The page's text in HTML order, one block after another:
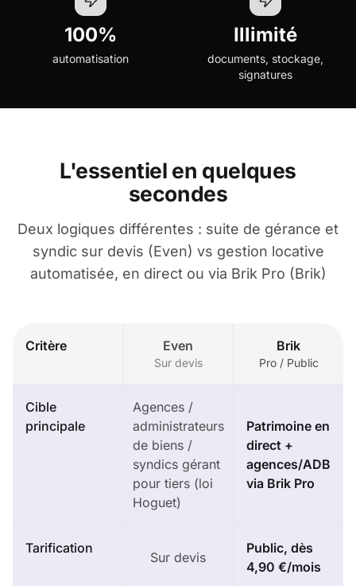
100%
automatisation
Illimité
documents, stockage,
signatures
L'essentiel en quelques
secondes
Deux logiques différentes : suite de gérance et
syndic sur devis (Even) vs gestion locative
automatisée, en direct ou via Brik Pro (Brik)
Critère Even
Sur devis
Brik
Pro / Public
Cible
principale
Agences /
administrateurs
de biens /
syndics gérant
pour tiers (loi
Hoguet)
Patrimoine en
direct +
agences/ADB
via Brik Pro
Tarification
Sur devis
Public, dès
4,90 €/mois